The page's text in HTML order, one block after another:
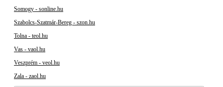
Somogy - sonline.hu
Szabolcs-Szatmár-Bereg - szon.hu
Tolna - teol.hu
Vas - vaol.hu
Veszprém - veol.hu
Zala - zaol.hu